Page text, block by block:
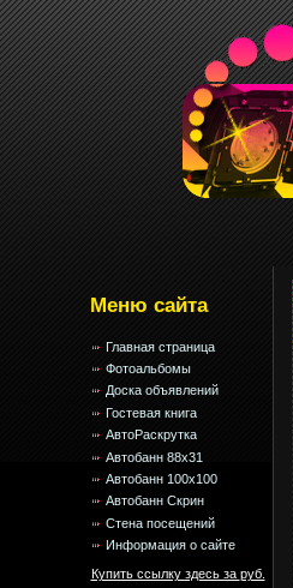
Меню сайта
Главная страница
Фотоальбомы
Доска объявлений
Гостевая книга
АвтоРаскрутка
Автобанн 88x31
Автобанн 100x100
Автобанн Скрин
Стена посещений
Информация о сайте
Купить ссылку здесь за руб.